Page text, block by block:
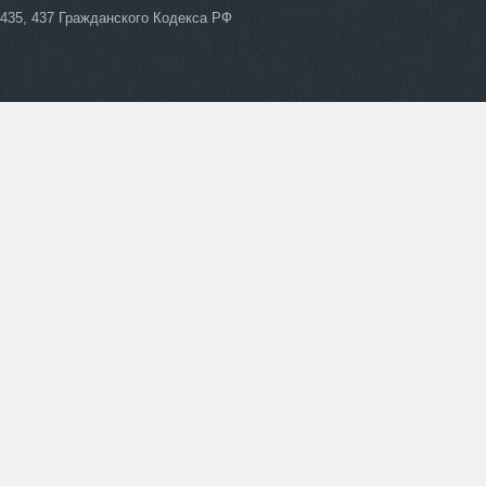
435, 437 Гражданского Кодекса РФ